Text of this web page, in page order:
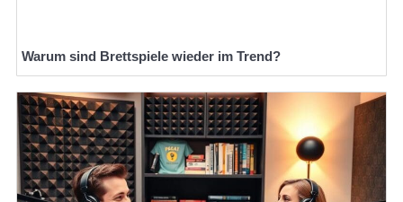
Warum sind Brettspiele wieder im Trend?